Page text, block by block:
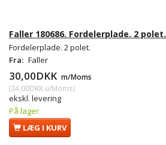
Faller 180686. Fordelerplade. 2 polet.
Fordelerplade. 2 polet.
Fra: Faller
30,00DKK m/Moms
(24,00DKK u/Moms)
ekskl. levering
På lager
LÆG I KURV